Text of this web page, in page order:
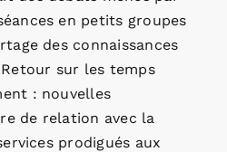
en petits groupes
des connaissances
sur les temps
: nouvelles
de relation avec la
prodigués aux